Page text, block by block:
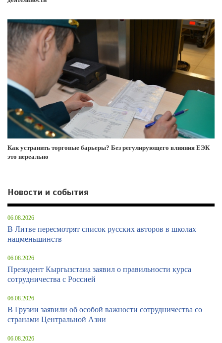
Как устранить торговые барьеры? Без регулирующего влияния ЕЭК
это нереально
Новости и события
06.08.2026
В Литве пересмотрят список русских авторов в школах
нацменьшинств
06.08.2026
Президент Кыргызстана заявил о правильности курса
сотрудничества с Россией
06.08.2026
В Грузии заявили об особой важности сотрудничества со
странами Центральной Азии
06.08.2026